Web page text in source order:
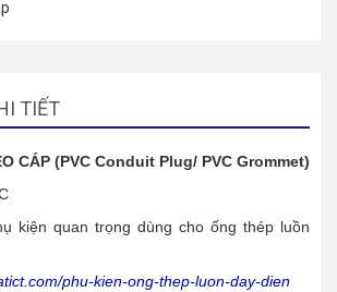
TIẾT
CÁP (PVC Conduit Plug/ PVC Grommet)
kiện quan trọng dùng cho ống thép luồn
phu-kien-ong-thep-luon-day-dien